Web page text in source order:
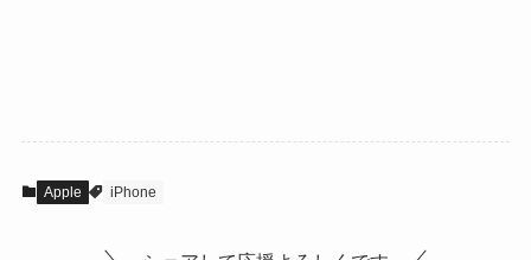
Apple iPhone